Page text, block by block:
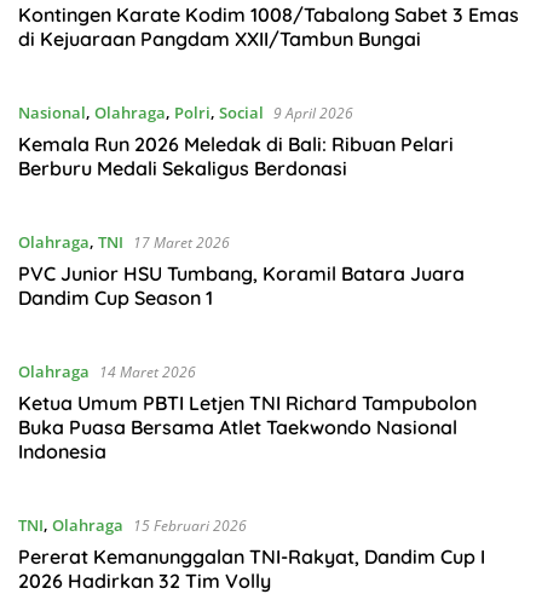
Kontingen Karate Kodim 1008/Tabalong Sabet 3 Emas
di Kejuaraan Pangdam XXII/Tambun Bungai
Nasional, Olahraga, Polri, Social 9 April 2026
Kemala Run 2026 Meledak di Bali: Ribuan Pelari
Berburu Medali Sekaligus Berdonasi
Olahraga, TNI 17 Maret 2026
PVC Junior HSU Tumbang, Koramil Batara Juara
Dandim Cup Season 1
Olahraga 14 Maret 2026
Ketua Umum PBTI Letjen TNI Richard Tampubolon
Buka Puasa Bersama Atlet Taekwondo Nasional
Indonesia
TNI, Olahraga 15 Februari 2026
Pererat Kemanunggalan TNI-Rakyat, Dandim Cup I
2026 Hadirkan 32 Tim Volly